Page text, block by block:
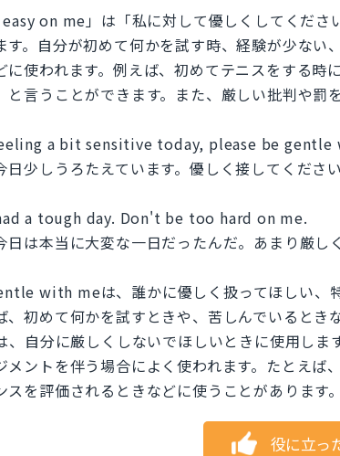
easy on me」は「私に対して優しくしてくだ
す。自分が初めて何かを試す時、経験が少な
に使われます。例えば、初めてテニスをする
と言うことができます。また、厳しい批判や罰
a bit sensitive today, please be gentle
日少しうろたえています。優しく接してください
a tough day. Don't be too hard on me.
日は本当に大変な一日だったんだ。あまり厳し
with meは、誰かに優しく扱ってほしい、
、初めて何かを試すときや、苦しんでいると
、自分に厳しくしないでほしいときに使用しま
メントを伴う場合によく使われます。たとえば
スを評価されるときなどに使うことがあります。
役に立っ